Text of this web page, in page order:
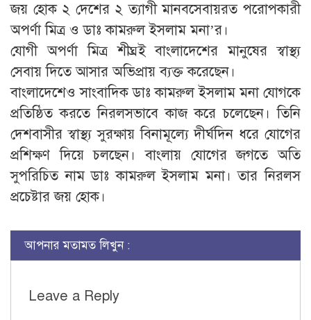
জয় হোক ২ দেশের ২ ত্যাগী মানবসেবায়রত পরোপকারী
অপর্ণা মিত্র ও ডাঃ কামরুল ইসলাম মনা’র।
যোগী অপর্ণা মিত্র শীঘ্রই বাংলাদেশের মানুষের স্বাস্থ্য
সেবায় দিতে আসার অভিপ্রায় ব্যক্ত করেছেন।
বাংলাদেশেও সাংবাদিক ডাঃ কামরুল ইসলাম মনা যোগকে
প্রতিষ্ঠিত করতে নিরলসভাবে কাজ করে চলেছেন। তিনি
দেশবাসীর স্বাস্থ্য সুরক্ষায় বিনামূল্যে দীর্ঘদিন ধরে যোগের
প্রশিক্ষণ দিয়ে চলছেন। বাংলায় যোগের জগতে অতি
সুপরিচিত নাম ডাঃ কামরুল ইসলাম মনা। তার নিরলস
প্রচেষ্টার জয় হোক।
আপনার মতামত লিখুন :
Leave a Reply